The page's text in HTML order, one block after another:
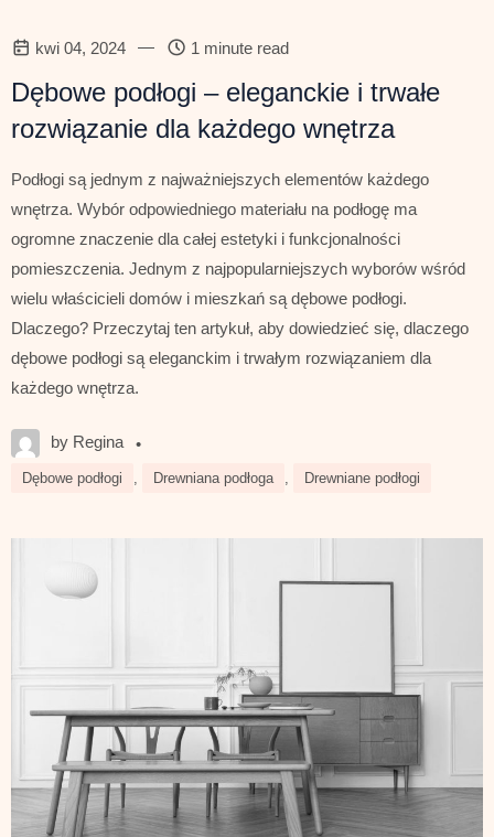
kwi 04, 2024 — 1 minute read
Dębowe podłogi – eleganckie i trwałe
rozwiązanie dla każdego wnętrza
Podłogi są jednym z najważniejszych elementów każdego
wnętrza. Wybór odpowiedniego materiału na podłogę ma
ogromne znaczenie dla całej estetyki i funkcjonalności
pomieszczenia. Jednym z najpopularniejszych wyborów wśród
wielu właścicieli domów i mieszkań są dębowe podłogi.
Dlaczego? Przeczytaj ten artykuł, aby dowiedzieć się, dlaczego
dębowe podłogi są eleganckim i trwałym rozwiązaniem dla
każdego wnętrza.
by Regina •
Dębowe podłogi Drewniana podłoga Drewniane podłogi